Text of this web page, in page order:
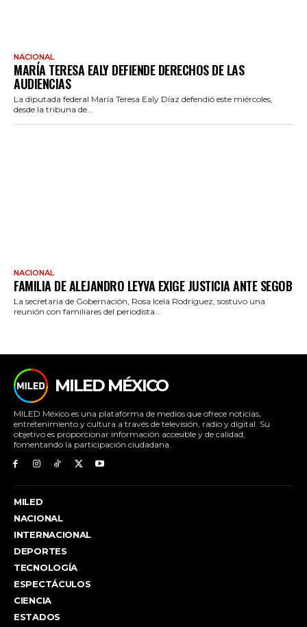
NACIONAL
MARÍA TERESA EALY DEFIENDE DERECHOS DE LAS
AUDIENCIAS
La diputada federal María Teresa Ealy Díaz defendió este miércoles,
desde la tribuna de...
NACIONAL
FAMILIA DE ALEJANDRO LEYVA EXIGE JUSTICIA ANTE SEGOB
La secretaria de Gobernación, Rosa Icela Rodríguez, sostuvo una
reunión con familiares del periodista...
MILED MÉXICO
MILED México es una plataforma de medios que ofrece noticias,
entretenimiento y cultura a través de televisión, radio y digital. Su
objetivo es proporcionar información accesible y de calidad,
fomentando la participación ciudadana.
MILED
NACIONAL
INTERNACIONAL
DEPORTES
TECNOLOGÍA
ESPECTÁCULOS
CIENCIA
ESTADOS